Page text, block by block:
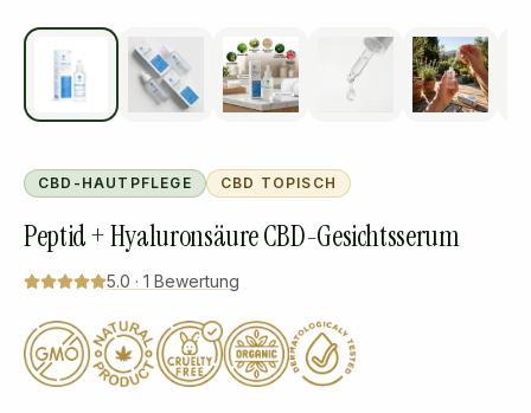
CBD-HAUTPFLEGE CBD TOPISCH
Peptid + Hyaluronsäure CBD-Gesichtsserum
5.0 · 1 Bewertung